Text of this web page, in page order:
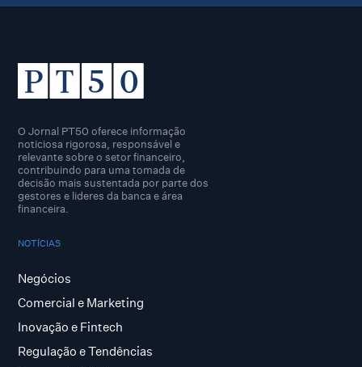
O Jornal PT50 oferece informação
noticiosa rigorosa, responsável e
relevante sobre o setor financeiro,
contribuindo para uma tomada de
decisão mais sustentada por parte dos
gestores e lideres da banca e área
financeira.
NOTÍCIAS
Negócios
Comercial e Marketing
Inovação e Fintech
Regulação e Tendências